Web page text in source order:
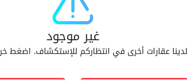
مشاركة
Fully furnished 2-
غير موجود
لدينا عقارات أخرى في انتظاركم للإستكشاف. اضغط